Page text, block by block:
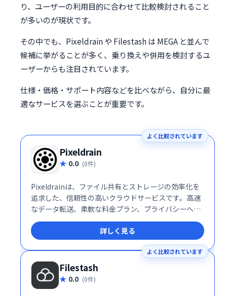
り、ユーザーの利用目的に合わせて比較検討されること
が多いのが現状です。
その中でも、Pixeldrain や Filestash は MEGA と並んで
候補に挙がることが多く、乗り換えや併用を検討するユ
ーザーからも注目されています。
仕様・価格・サポート内容などを比べながら、自分に最
適なサービスを選ぶことが重要です。
よく比較されています
Pixeldrain
0.0 (0件)
Pixeldrainは、ファイル共有とストレージの効率化を
追求した、信頼性の高いクラウドサービスです。高速
なデータ転送、柔軟な料金プラン、プライバシーへの
徹底した配慮により、個人ユーザーから企業まで幅広
い層に支持されています。特に、大容量ファイルを頻
繁に扱うクリエイターやプライバシーを重視する利用
者にとって、Pixeldrainは理想的な選択肢となるでし
ょう。
詳しく見る
よく比較されています
Filestash
0.0 (0件)